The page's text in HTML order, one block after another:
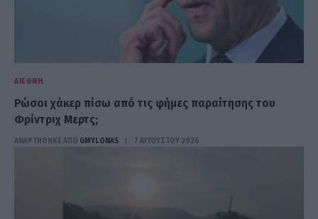
ΔΙΕΘΝΉ
Ρώσοι χάκερ πίσω από τις φήμες παραίτησης του
Φρίντριχ Μερτς;
ΑΝΑΡΤΗΘΗΚΕ ΑΠΟ GMYLONAS 7 ΑΥΓΟΎΣΤΟΥ 2026